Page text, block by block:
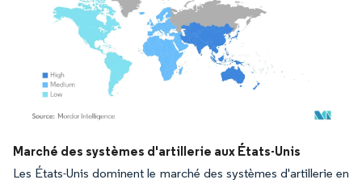
Image © Mordor Intelligence. La réutilisation nécessite une attribution sous CC BY
Marché des systèmes d'artillerie aux États-Unis
Les États-Unis dominent le marché des systèmes d'artillerie en